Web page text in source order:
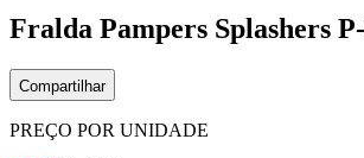
Fralda Pampers Splashers
Compartilhar
PREÇO POR UNIDADE